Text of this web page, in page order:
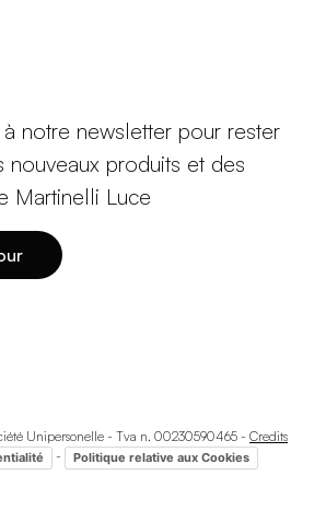
notre newsletter pour rester
nouveaux produits et des
Martinelli Luce
Unipersonelle - Tva n. 00230590465 - Credits
- Politique relative aux Cookies